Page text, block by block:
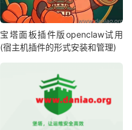
宝塔面板插件版openclaw试用
(宿主机插件的形式安装和管理)